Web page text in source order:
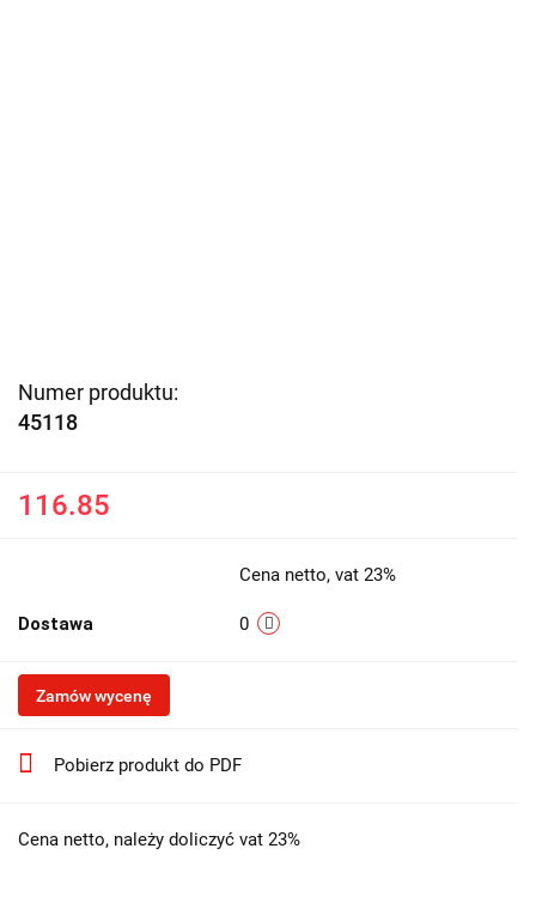
Numer produktu:
45118
116.85
Cena netto, vat 23%
Dostawa 0
Zamów wycenę
Pobierz produkt do PDF
Cena netto, należy doliczyć vat 23%